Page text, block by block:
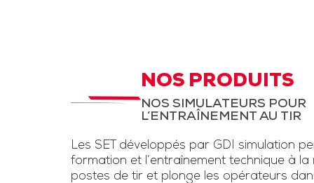
à la menace drone et
la lutte anti-drone.
Inclut un kit pour drone
brouilleur une voie
une simulation
l’usage de
voie »
NOS PRODUITS
NOS SIMULATEURS POUR
L’ENTRAÎNEMENT AU TIR
Les SET développés par GDI simulation
formation et l’entraînement technique à la
postes de tir et plonge les opérateurs